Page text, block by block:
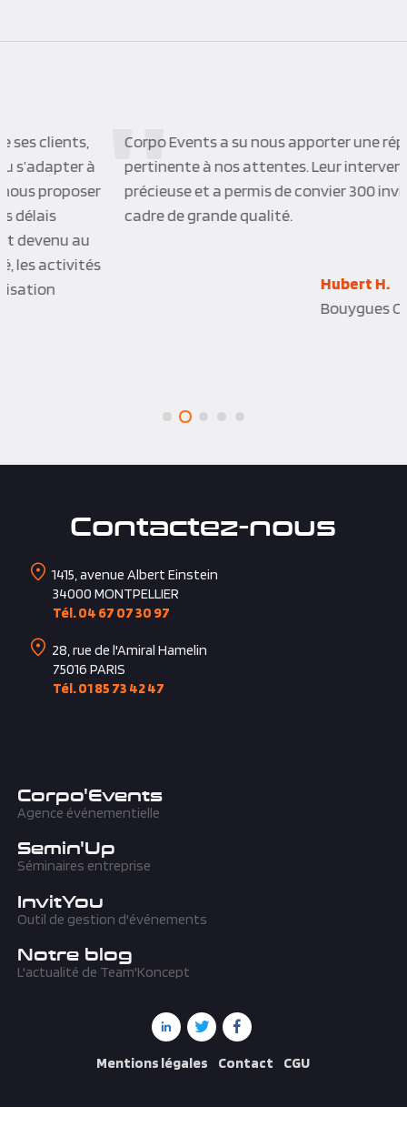
Corpo Events a su nous apporter une réponse
pertinente à nos attentes. Leur intervention a été
précieuse et a permis de convier 300 invités dans un
cadre de grande qualité.
Bouygues Construction
1415, avenue Albert Einstein
Tél. 04 67 07 30 97
28, rue de l'Amiral Hamelin
Tél. 01 85 73 42 47
Semin'Up
InvitYou
Notre blog
Mentions légales Contact